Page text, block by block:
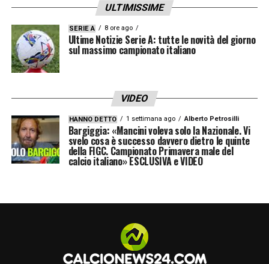
termine. La partita contro il Lussemburgo
rappresenta dunque un banco di prova per
testare la maturità dei ragazzi, il loro
atteggiamento in campo e la capacità di
rispondere alle sfide internazionali.
Le amichevoli saranno un’occasione anche
per monitorare il percorso di crescita dei
giovani, consolidando unabase tecnica e
LA PLAYLIST DELLE NOSTRE TOP NEWS
ULTIMISSIME
SERIE A 8 ore ago
Ultime Notizie Serie A: tutte le novità del giorno
sul massimo campionato italiano
VIDEO
HANNO DETTO 1 settimana ago Alberto Petrosilli
Bargiggia: «Mancini voleva solo la Nazionale. Vi
svelo cosa è successo davvero dietro le quinte
della FIGC. Campionato Primavera male del
calcio italiano» ESCLUSIVA e VIDEO